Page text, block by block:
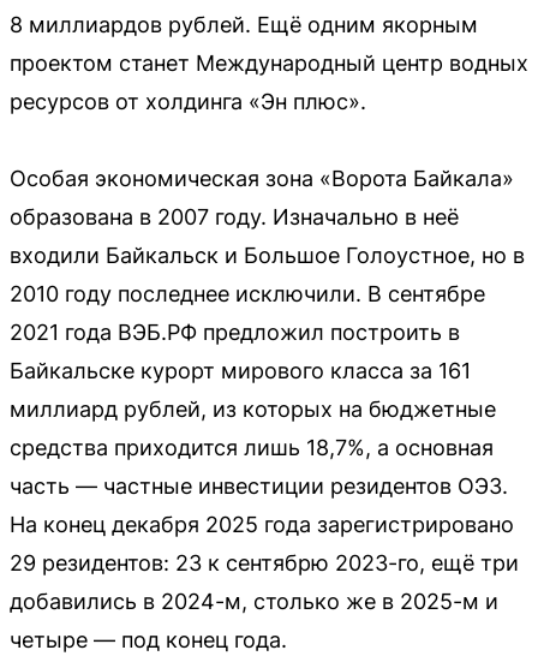
8 миллиардов рублей. Ещё одним якорным
проектом станет Международный центр водных
ресурсов от холдинга «Эн плюс».
Особая экономическая зона «Ворота Байкала»
образована в 2007 году. Изначально в неё
входили Байкальск и Большое Голоустное, но в
2010 году последнее исключили. В сентябре
2021 года ВЭБ.РФ предложил построить в
Байкальске курорт мирового класса за 161
миллиард рублей, из которых на бюджетные
средства приходится лишь 18,7%, а основная
часть — частные инвестиции резидентов ОЭЗ.
На конец декабря 2025 года зарегистрировано
29 резидентов: 23 к сентябрю 2023-го, ещё три
добавились в 2024-м, столько же в 2025-м и
четыре — под конец года.